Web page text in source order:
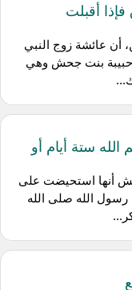
أقبلت
أن عائشة زوج النبي
حبيبة بنت جحش وهي
ستة أيام أو
أنها استحيضت على
الله صلى الله